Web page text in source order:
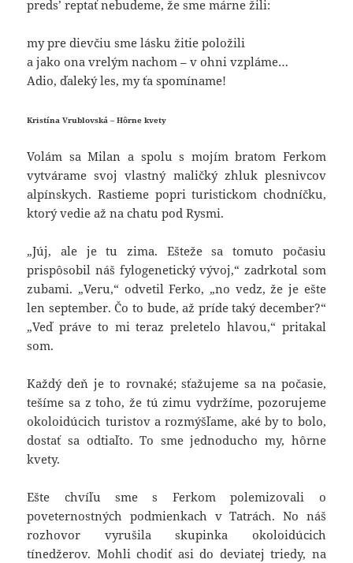
preds’ reptať nebudeme, že sme márne žili:
my pre dievčiu sme lásku žitie položili
a jako ona vrelým nachom – v ohni vzpláme…
Adio, ďaleký les, my ťa spomíname!
Kristína Vrublovská – Hôrne kvety
Volám sa Milan a spolu s mojím bratom Ferkom
vytvárame svoj vlastný maličký zhluk plesnivcov
alpínskych. Rastieme popri turistickom chodníčku,
ktorý vedie až na chatu pod Rysmi.
„Júj, ale je tu zima. Ešteže sa tomuto počasiu
prispôsobil náš fylogenetický vývoj,“ zadrkotal som
zubami. „Veru,“ odvetil Ferko, „no vedz, že je ešte
len september. Čo to bude, až príde taký december?“
„Veď práve to mi teraz preletelo hlavou,“ pritakal
som.
Každý deň je to rovnaké; sťažujeme sa na počasie,
tešíme sa z toho, že tú zimu vydržíme, pozorujeme
okoloidúcich turistov a rozmýšľame, aké by to bolo,
dostať sa odtiaľto. To sme jednoducho my, hôrne
kvety.
Ešte chvíľu sme s Ferkom polemizovali o
poveternostných podmienkach v Tatrách. No náš
rozhovor vyrušila skupinka okoloidúcich
tínedžerov. Mohli chodiť asi do deviatej triedy, na